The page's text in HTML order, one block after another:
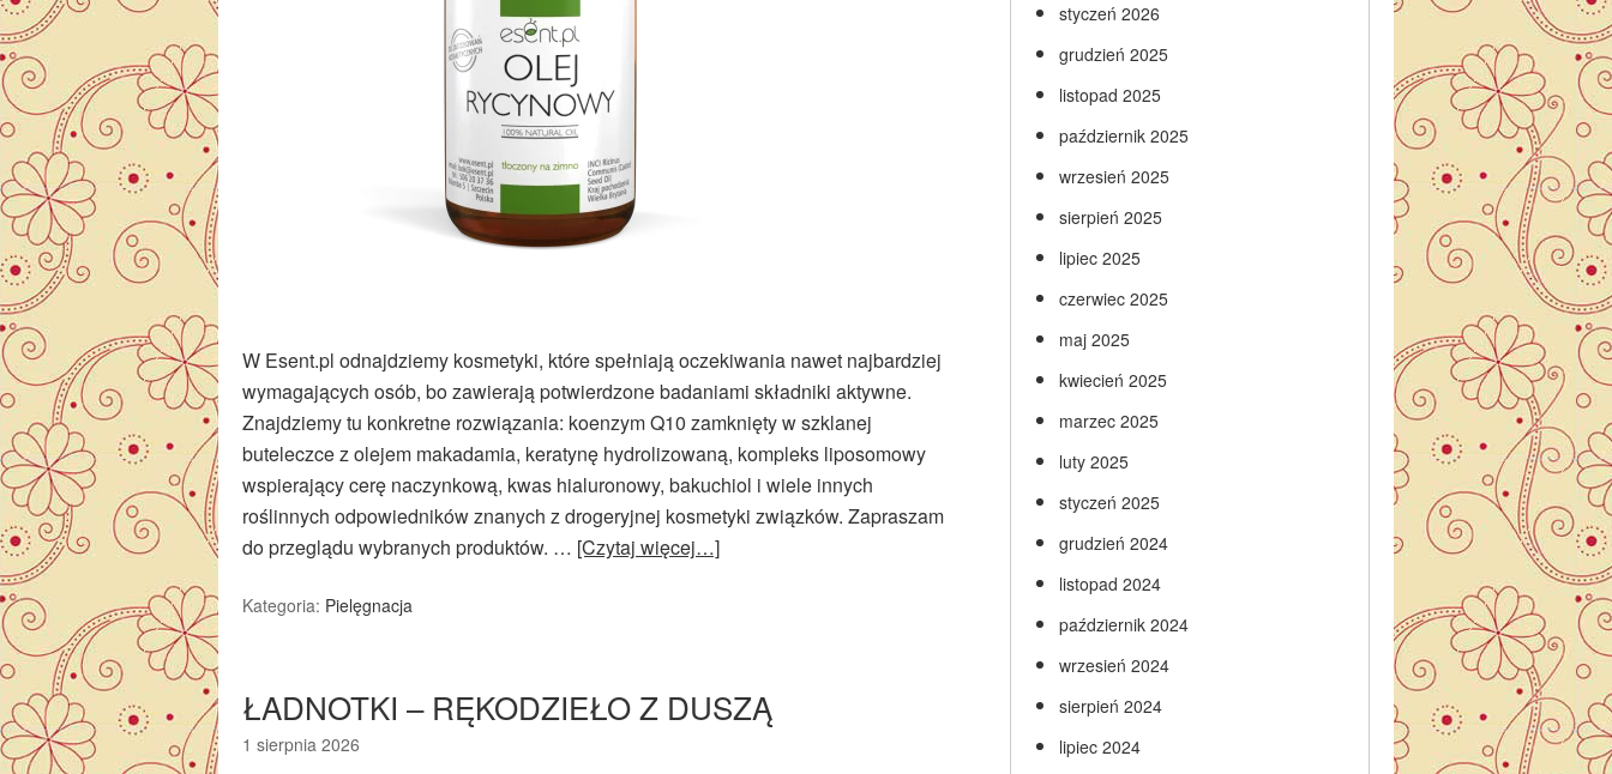
W Esent.pl odnajdziemy kosmetyki, które spełniają oczekiwania nawet najbardziej
wymagających osób, bo zawierają potwierdzone badaniami składniki aktywne.
Znajdziemy tu konkretne rozwiązania: koenzym Q10 zamknięty w szklanej
buteleczce z olejem makadamia, keratynę hydrolizowaną, kompleks liposomowy
wspierający cerę naczynkową, kwas hialuronowy, bakuchiol i wiele innych
roślinnych odpowiedników znanych z drogeryjnej kosmetyki związków. Zapraszam
do przeglądu wybranych produktów. … [Czytaj więcej…]
Kategoria: Pielęgnacja
ŁADNOTKI – RĘKODZIEŁO Z DUSZĄ
1 sierpnia 2026
styczeń 2026
grudzień 2025
listopad 2025
październik 2025
wrzesień 2025
sierpień 2025
lipiec 2025
czerwiec 2025
maj 2025
kwiecień 2025
marzec 2025
luty 2025
styczeń 2025
grudzień 2024
listopad 2024
październik 2024
wrzesień 2024
sierpień 2024
lipiec 2024